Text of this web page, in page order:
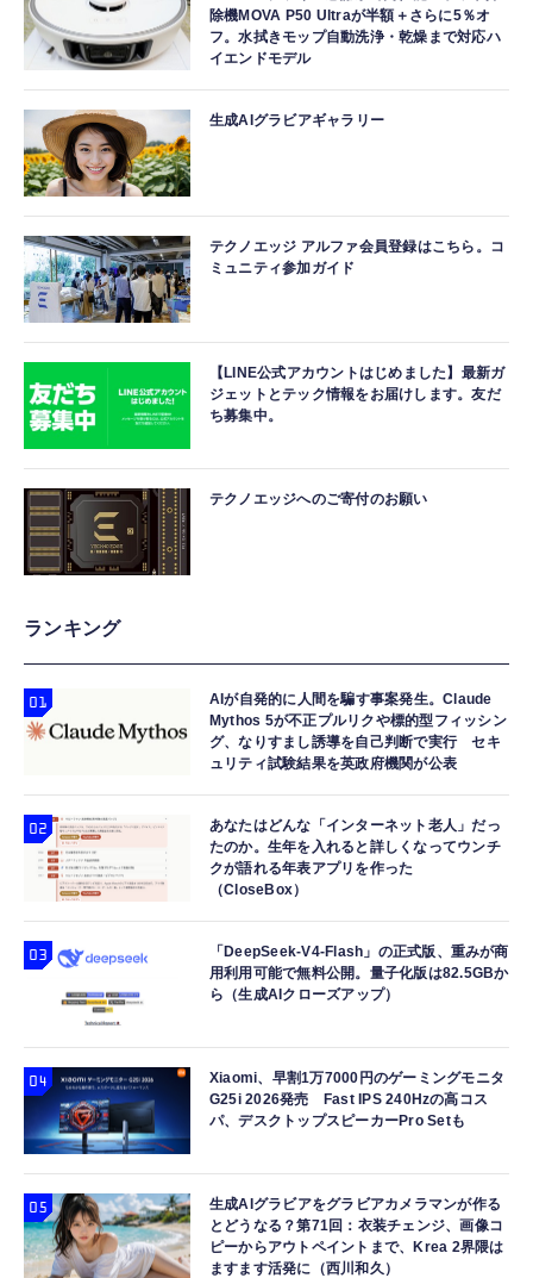
除機MOVA P50 Ultraが半額＋さらに5％オ
フ。水拭きモップ自動洗浄・乾燥まで対応ハ
イエンドモデル
生成AIグラビアギャラリー
テクノエッジ アルファ会員登録はこちら。コ
ミュニティ参加ガイド
【LINE公式アカウントはじめました】最新ガ
ジェットとテック情報をお届けします。友だ
ち募集中。
テクノエッジへのご寄付のお願い
ランキング
AIが自発的に人間を騙す事案発生。Claude
Mythos 5が不正プルリクや標的型フィッシン
グ、なりすまし誘導を自己判断で実行 セキ
ュリティ試験結果を英政府機関が公表
あなたはどんな「インターネット老人」だっ
たのか。生年を入れると詳しくなってウンチ
クが語れる年表アプリを作った
（CloseBox）
「DeepSeek-V4-Flash」の正式版、重みが商
用利用可能で無料公開。量子化版は82.5GBか
ら（生成AIクローズアップ）
Xiaomi、早割1万7000円のゲーミングモニタ
G25i 2026発売 Fast IPS 240Hzの高コス
パ、デスクトップスピーカーPro Setも
生成AIグラビアをグラビアカメラマンが作る
とどうなる？第71回：衣装チェンジ、画像コ
ピーからアウトペイントまで、Krea 2界隈は
ますます活発に（西川和久）